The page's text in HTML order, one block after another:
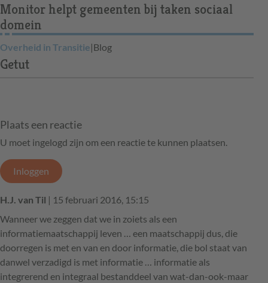
Monitor helpt gemeenten bij taken sociaal
domein
Overheid in Transitie|Blog
Getut
Plaats een reactie
U moet ingelogd zijn om een reactie te kunnen plaatsen.
Inloggen
H.J. van Til | 15 februari 2016, 15:15
Wanneer we zeggen dat we in zoiets als een
informatiemaatschappij leven … een maatschappij dus, die
doorregen is met en van en door informatie, die bol staat van
danwel verzadigd is met informatie … informatie als
integrerend en integraal bestanddeel van wat-dan-ook-maar